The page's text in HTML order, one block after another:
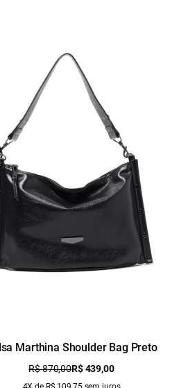
Marthina Shoulder Bag Preto
R$ 870,00R$ 439,00